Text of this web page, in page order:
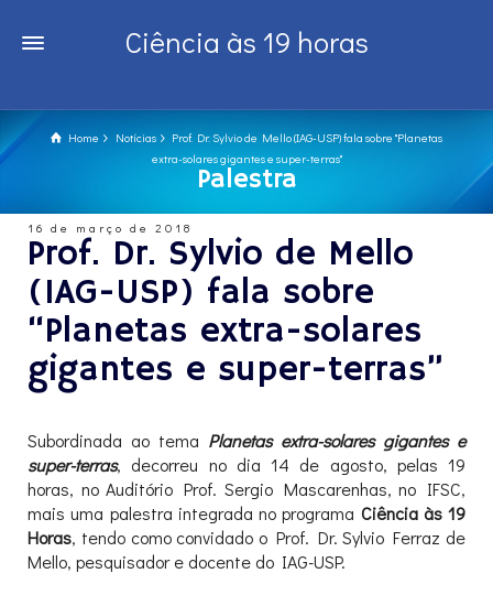
Ciência às 19 horas
Home Notícias
Prof. Dr. Sylvio de Mello (IAG-USP) fala sobre "Planetas
extra-solares gigantes e super-terras"
Palestra
16 de março de 2018
Prof. Dr. Sylvio de Mello
(IAG-USP) fala sobre
“Planetas extra-solares
gigantes e super-terras”
Subordinada ao tema Planetas extra-solares gigantes e
super-terras, decorreu no dia 14 de agosto, pelas 19
horas, no Auditório Prof. Sergio Mascarenhas, no IFSC,
mais uma palestra integrada no programa Ciência às 19
Horas, tendo como convidado o Prof. Dr. Sylvio Ferraz de
Mello, pesquisador e docente do IAG-USP.